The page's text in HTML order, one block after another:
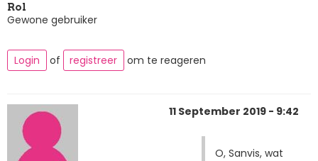
Rol
Gewone gebruiker
Login of registreer om te reageren
11 September 2019 - 9:42
O, Sanvis, wat